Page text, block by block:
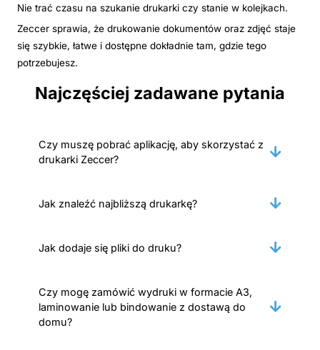
Nie trać czasu na szukanie drukarki czy stanie w kolejkach.
Zeccer sprawia, że drukowanie dokumentów oraz zdjęć staje
się szybkie, łatwe i dostępne dokładnie tam, gdzie tego
potrzebujesz.
Najczęściej zadawane pytania
Czy muszę pobrać aplikację, aby skorzystać z
drukarki Zeccer?
Jak znaleźć najbliższą drukarkę?
Jak dodaje się pliki do druku?
Czy mogę zamówić wydruki w formacie A3,
laminowanie lub bindowanie z dostawą do
domu?